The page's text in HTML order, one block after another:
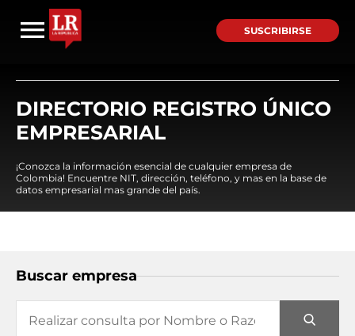
SUSCRIBIRSE
DIRECTORIO REGISTRO ÚNICO
EMPRESARIAL
¡Conozca la información esencial de cualquier empresa de
Colombia! Encuentre NIT, dirección, teléfono, y mas en la base de
datos empresarial mas grande del país.
Buscar empresa